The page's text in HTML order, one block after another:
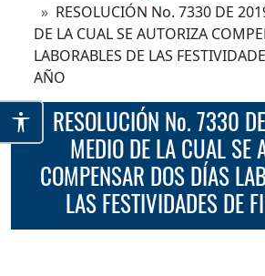
RESOLUCIÓN No. 7330 DE
DE LA CUAL SE AUTORIZA
LABORABLES DE LAS
AÑO
RESOLUCIÓN No. 7330 DE 2019 POR
MEDIO DE LA CUAL SE
COMPENSAR DOS DÍAS
LAS FESTIVIDADES DE